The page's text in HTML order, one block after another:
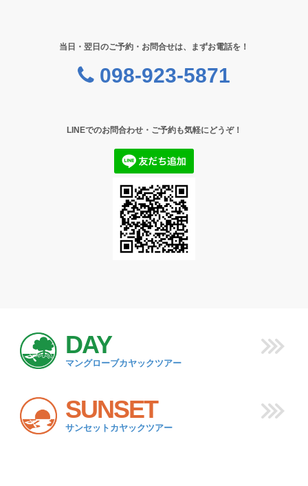
当日・翌日のご予約・お問合せは、まずお電話を！
098-923-5871
LINEでのお問合わせ・ご予約も気軽にどうぞ！
DAY
マングローブカヤックツアー
SUNSET
サンセットカヤックツアー